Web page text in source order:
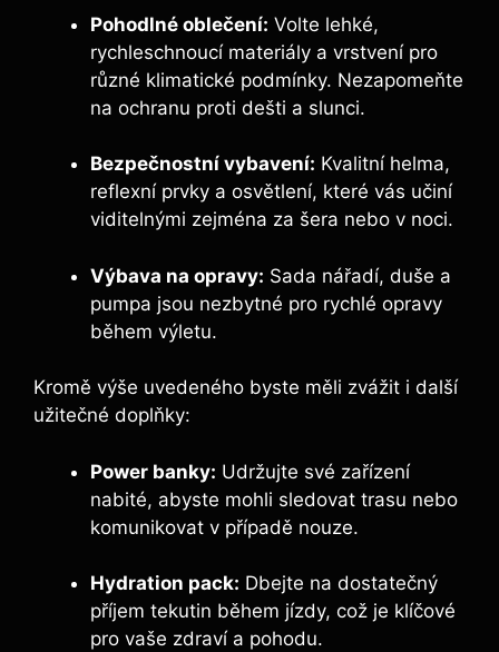
Pohodlné oblečení: Volte lehké,
rychleschnoucí materiály a vrstvení pro
různé klimatické podmínky. Nezapomeňte
na ochranu proti dešti a slunci.
Bezpečnostní vybavení: Kvalitní helma,
reflexní prvky a osvětlení, které vás učiní
viditelnými zejména za šera nebo v noci.
Výbava na opravy: Sada nářadí, duše a
pumpa jsou nezbytné pro rychlé opravy
během výletu.
Kromě výše uvedeného byste měli zvážit i další
užitečné doplňky:
Power banky: Udržujte své zařízení
nabité, abyste mohli sledovat trasu nebo
komunikovat v případě nouze.
Hydration pack: Dbejte na dostatečný
příjem tekutin během jízdy, což je klíčové
pro vaše zdraví a pohodu.